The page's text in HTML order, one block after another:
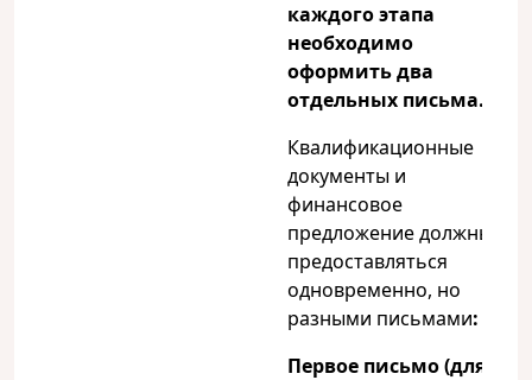
каждого этапа
необходимо
оформить два
отдельных письма.
Квалификационные
документы и
финансовое
предложение должны
предоставляться
одновременно, но
разными письмами:
Первое письмо (для